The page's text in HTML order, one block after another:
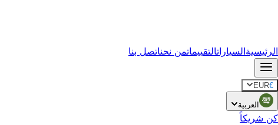
الرئيسيةالسياراتالتقييماتمن نحناتصل بنا
€
EUR
العربية
كن شريكاً